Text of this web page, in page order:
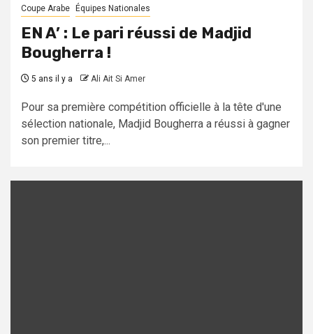
Coupe Arabe Équipes Nationales
EN A’ : Le pari réussi de Madjid
Bougherra !
5 ans il y a Ali Ait Si Amer
Pour sa première compétition officielle à la tête d'une
sélection nationale, Madjid Bougherra a réussi à gagner
son premier titre,...